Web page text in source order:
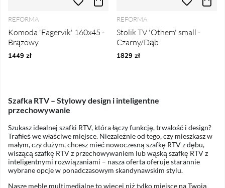
REFORMA
Komoda 'Fagervik' 160x45 -
Brązowy
1449 zł
REFORMA
Stolik TV 'Othem' small -
Czarny/Dąb
1829 zł
Szafka RTV – Stylowy design i inteligentne
przechowywanie
Szukasz idealnej szafki RTV, która łączy funkcję, trwałość i design?
Trafiłeś we właściwe miejsce. Niezależnie od tego, czy mieszkasz w
małym, czy dużym, chcesz mieć nowoczesną szafkę RTV z dębu,
wiszącą szafkę RTV z przechowywaniem lub wąską szafkę RTV z
inteligentnymi rozwiązaniami – nasza oferta oferuje starannie
wybrane opcje w ponadczasowym skandynawskim stylu.
Nasze meble multimedialne to więcej niż tylko miejsce na Twoją